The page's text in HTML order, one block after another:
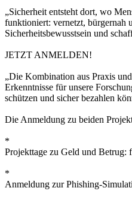
„Sicherheit entsteht dort, wo
funktioniert: vernetzt, bürgernah
Sicherheitsbewusstsein und
JETZT ANMELDEN!
„Die Kombination aus Praxis
Erkenntnisse für unsere
schützen und sicher bezahlen
Die Anmeldung zu beiden
*
Projekttage zu Geld und Betrug:
*
Anmeldung zur Phishing-